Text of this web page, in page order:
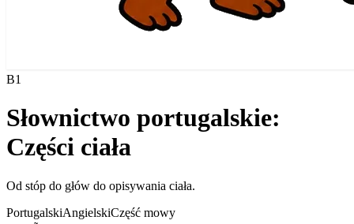
B1
Słownictwo portugalskie:
Części ciała
Od stóp do głów do opisywania ciała.
PortugalskiAngielskiCzęść mowy